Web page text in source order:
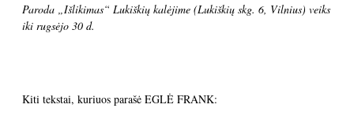
Paroda „Išlikimas“ Lukiškių kalėjime (Lukiškių skg. 6, Vilnius) veiks
iki rugsėjo 30 d.
Kiti tekstai, kuriuos parašė EGLĖ FRANK: